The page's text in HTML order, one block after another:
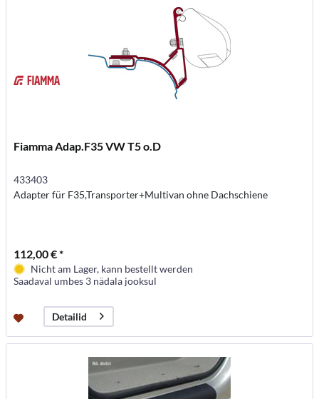
Fiamma Adap.F35 VW T5 o.D
433403
Adapter für F35,Transporter+Multivan ohne Dachschiene
112,00 € *
Nicht am Lager, kann bestellt werden
Saadaval umbes 3 nädala jooksul
Detailid